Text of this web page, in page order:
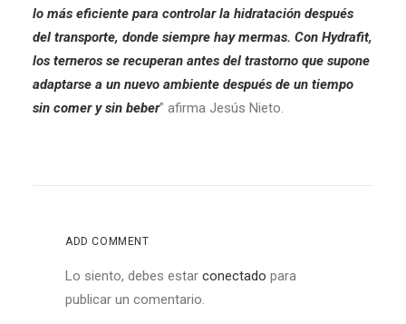
lo más eficiente para controlar la hidratación después
del transporte, donde siempre hay mermas. Con Hydrafit,
los terneros se recuperan antes del trastorno que supone
adaptarse a un nuevo ambiente después de un tiempo
sin comer y sin beber” afirma Jesús Nieto.
ADD COMMENT
Lo siento, debes estar conectado para
publicar un comentario.